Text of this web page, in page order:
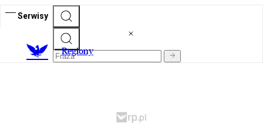
Serwisy
Regiony